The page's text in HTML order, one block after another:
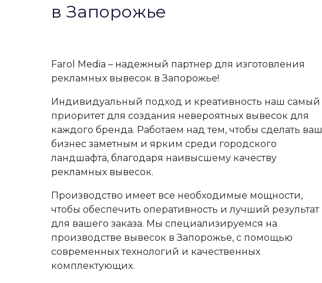
в Запорожье
Farol Media – надежный партнер для изготовления
рекламных вывесок в Запорожье!
Индивидуальный подход и креативность наш самый
приоритет для создания невероятных вывесок для
каждого бренда. Работаем над тем, чтобы сделать ваш
бизнес заметным и ярким среди городского
ландшафта, благодаря наивысшему качеству
рекламных вывесок.
Производство имеет все необходимые мощности,
чтобы обеспечить оперативность и лучший результат
для вашего заказа. Мы специализируемся на
производстве вывесок в Запорожье, с помощью
современных технологий и качественных
комплектующих.